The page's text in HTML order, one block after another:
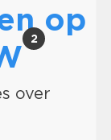
op
2
over